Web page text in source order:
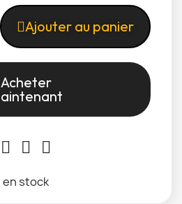
Ajouter au panier
Acheter
stock